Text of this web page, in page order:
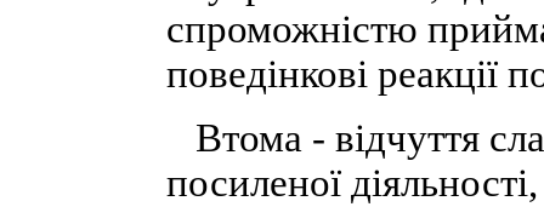
спроможністю
поведінкові реакції
Втома - відчуття
посиленої